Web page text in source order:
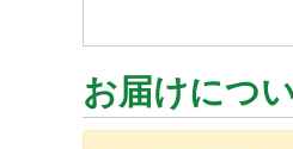
お届けにつ